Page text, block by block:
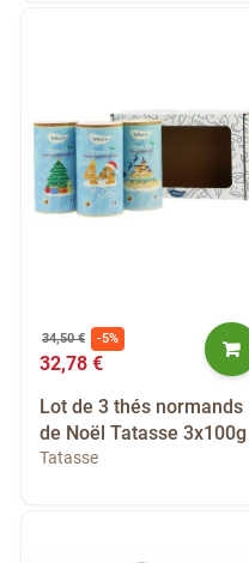
32,78 €
34,50 € -5%
Lot de 3 thés normands
de Noël Tatasse 3x100g
Tatasse